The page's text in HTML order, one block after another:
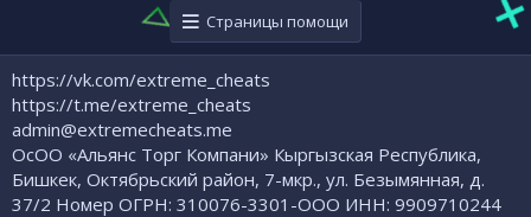
Страницы помощи
https://vk.com/extreme_cheats
https://t.me/extreme_cheats
admin@extremecheats.me
ОсОО «Альянс Торг Компани» Кыргызская Республика,
Бишкек, Октябрьский район, 7-мкр., ул. Безымянная, д.
37/2 Номер ОГРН: 310076-3301-ООО ИНН: 9909710244